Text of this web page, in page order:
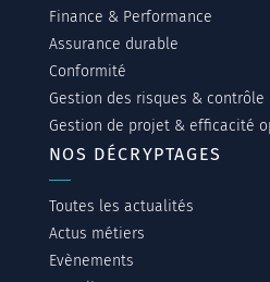
Finance & Performance
Assurance durable
Conformité
Gestion des risques & contrôle
Gestion de projet & efficacité
NOS DÉCRYPTAGES
Toutes les actualités
Actus métiers
Evènements